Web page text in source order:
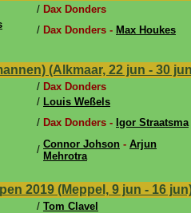
/ Dax Donders
/ Dax Donders - Max Houkes
(Alkmaar, 22 jun - 30
/ Dax Donders
/ Louis Weßels
/ Dax Donders - Igor Straatsma
/ Connor Johson - Arjun
Mehrotra
2019 (Meppel, 9 jun - 16
/ Tom Clavel